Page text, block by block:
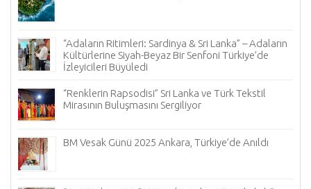
“Adaların Ritimleri: Sardinya & Sri Lanka” – Adaların
Kültürlerine Siyah-Beyaz Bir Senfoni Türkiye’de
İzleyicileri Büyüledi
“Renklerin Rapsodisi” Sri Lanka ve Türk Tekstil
Mirasının Buluşmasını Sergiliyor
BM Vesak Günü 2025 Ankara, Türkiye’de Anıldı